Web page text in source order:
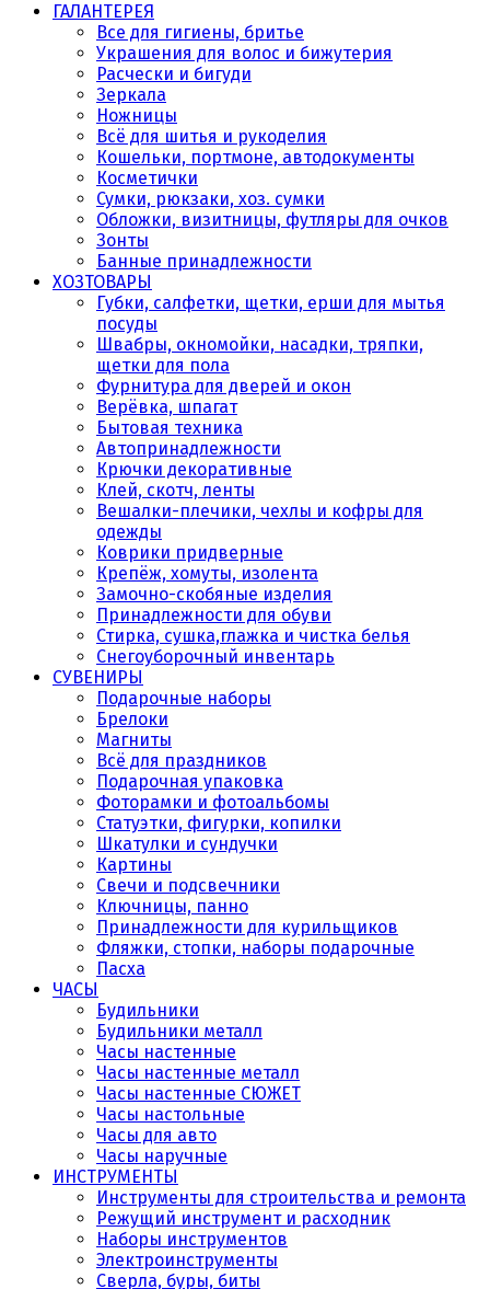
ГАЛАНТЕРЕЯ
Все для гигиены, бритье
Украшения для волос и бижутерия
Расчески и бигуди
Зеркала
Ножницы
Всё для шитья и рукоделия
Кошельки, портмоне, автодокументы
Косметички
Сумки, рюкзаки, хоз. сумки
Обложки, визитницы, футляры для очков
Зонты
Банные принадлежности
ХОЗТОВАРЫ
Губки, салфетки, щетки, ерши для мытья
посуды
Швабры, окномойки, насадки, тряпки,
щетки для пола
Фурнитура для дверей и окон
Верёвка, шпагат
Бытовая техника
Автопринадлежности
Крючки декоративные
Клей, скотч, ленты
Вешалки-плечики, чехлы и кофры для
одежды
Коврики придверные
Крепёж, хомуты, изолента
Замочно-скобяные изделия
Принадлежности для обуви
Стирка, сушка,глажка и чистка белья
Снегоуборочный инвентарь
СУВЕНИРЫ
Подарочные наборы
Брелоки
Магниты
Всё для праздников
Подарочная упаковка
Фоторамки и фотоальбомы
Статуэтки, фигурки, копилки
Шкатулки и сундучки
Картины
Свечи и подсвечники
Ключницы, панно
Принадлежности для курильщиков
Фляжки, стопки, наборы подарочные
Пасха
ЧАСЫ
Будильники
Будильники металл
Часы настенные
Часы настенные металл
Часы настенные СЮЖЕТ
Часы настольные
Часы для авто
Часы наручные
ИНСТРУМЕНТЫ
Инструменты для строительства и ремонта
Режущий инструмент и расходник
Наборы инструментов
Электроинструменты
Сверла, буры, биты